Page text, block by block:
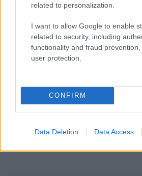
related to personalization.
I want to allow Google to enable
related to security, including
functionality and fraud
user protection.
CONFIRM
Data Deletion Data Access